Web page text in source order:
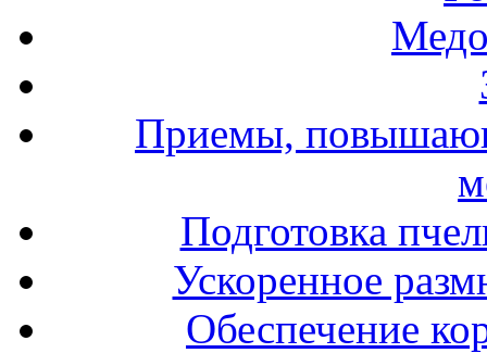
Приемы,
Подготовка
Ускоренное
Обеспечение